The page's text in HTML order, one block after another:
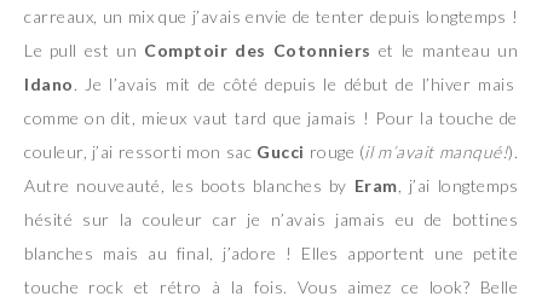
carreaux, un mix que j’avais envie de tenter depuis longtemps !
Le pull est un Comptoir des Cotonniers et le manteau un
Idano. Je l’avais mit de côté depuis le début de l’hiver mais
comme on dit, mieux vaut tard que jamais ! Pour la touche de
couleur, j’ai ressorti mon sac Gucci rouge (il m’avait manqué!).
Autre nouveauté, les boots blanches by Eram , j’ai longtemps
hésité sur la couleur car je n’avais jamais eu de bottines
blanches mais au final, j’adore ! Elles apportent une petite
touche rock et rétro à la fois. Vous aimez ce look? Belle